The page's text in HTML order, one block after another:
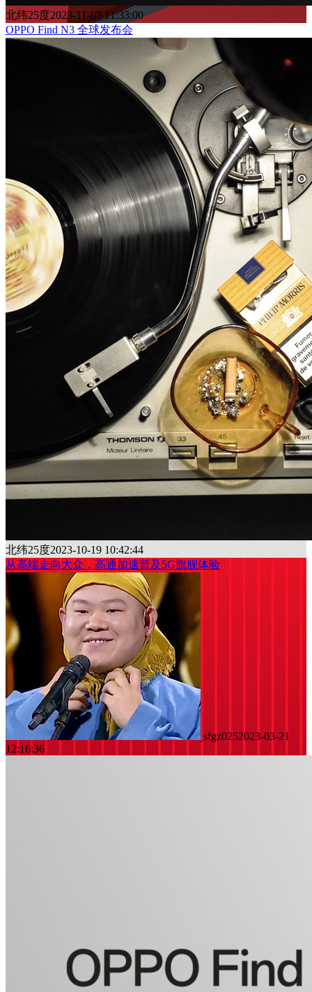
北纬25度2023-11-07 11:33:00
OPPO Find N3 全球发布会
北纬25度2023-10-19 10:42:44
从高端走向大众，高通加速普及5G旗舰体验
sfgz0252023-03-21
12:16:36